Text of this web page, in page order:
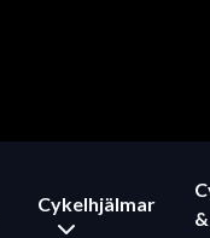
Cykelhjälmar